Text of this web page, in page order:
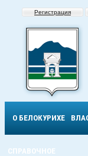
Регистрация
О БЕЛОКУРИХЕ
СПРАВОЧНОЕ